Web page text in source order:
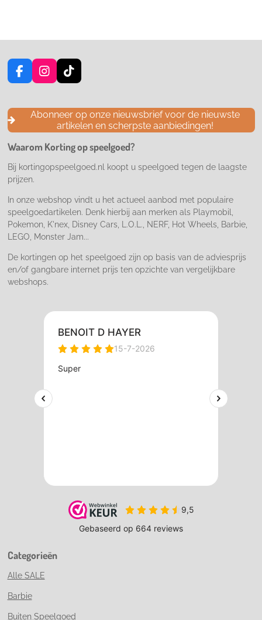
F
a
e
o
k
I
n
t
a
g
r
a
m
T
i
T
o
k
Abonneer op onze nieuwsbrief voor de nieuwste
artikelen en scherpste aanbiedingen!
Waarom Korting op speelgoed?
Bij kortingopspeelgoed.nl koopt u speelgoed tegen de laagste
prijzen.
In onze webshop vindt u het actueel aanbod met populaire
speelgoedartikelen. Denk hierbij aan merken als Playmobil,
Pokemon, K'nex, Disney Cars, L.O.L., NERF, Hot Wheels, Barbie,
LEGO, Monster Jam...
De kortingen op het speelgoed zijn op basis van de adviesprijs
en/of gangbare internet prijs ten opzichte van vergelijkbare
webshops.
Categorieën
Alle SALE
Barbie
Buiten Speelgoed